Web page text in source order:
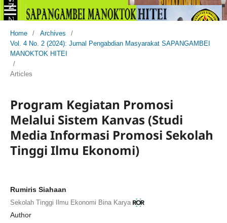
Home / Archives
/
Vol. 4 No. 2 (2024): Jurnal Pengabdian Masyarakat SAPANGAMBEI
MANOKTOK HITEI
/
Articles
Program Kegiatan Promosi
Melalui Sistem Kanvas (Studi
Media Informasi Promosi Sekolah
Tinggi Ilmu Ekonomi)
Rumiris Siahaan
Sekolah Tinggi Ilmu Ekonomi Bina Karya
Author